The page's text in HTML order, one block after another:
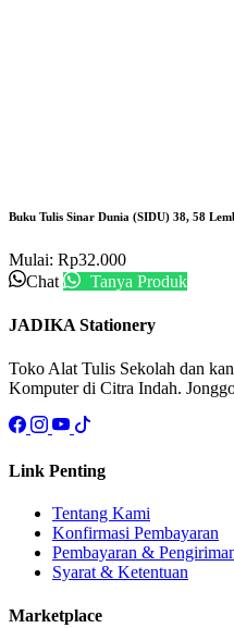
Buku Tulis Sinar Dunia (SIDU) 38, 58
Mulai: Rp32.000
Chat
Tanya Produk
JADIKA Stationery
Toko Alat Tulis Sekolah dan
Komputer di Citra Indah.
Link Penting
Tentang Kami
Konfirmasi Pembayaran
Pembayaran &
Syarat & Ketentuan
Marketplace